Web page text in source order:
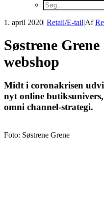
1. april 2020| Retail/E-tail|Af
Søstrene
webshop
Midt i coronakrisen
nyt online
omni channel-strategi.
Foto: Søstrene Grene